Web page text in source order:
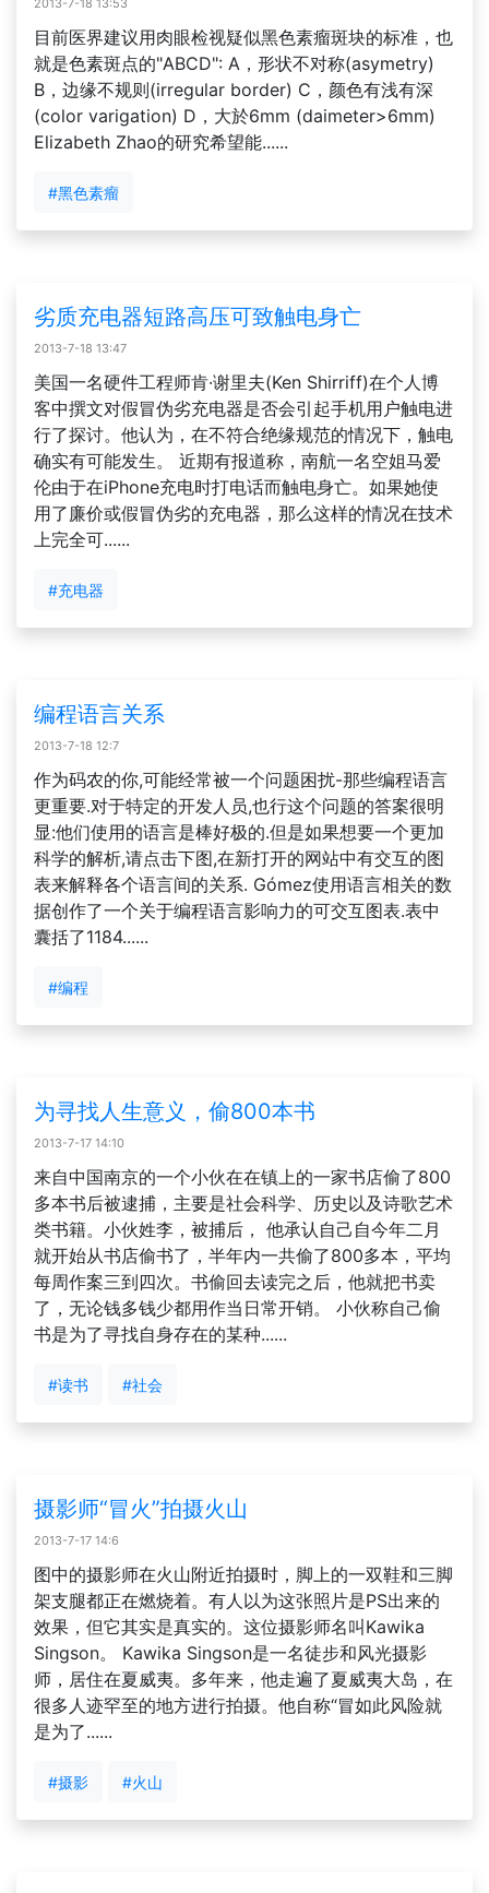
2013-7-18 13:53
目前医界建议用肉眼检视疑似黑色素瘤斑块的标准，也
就是色素斑点的"ABCD": A，形状不对称(asymetry)
B，边缘不规则(irregular border) C，颜色有浅有深
(color varigation) D，大於6mm (daimeter>6mm)
Elizabeth Zhao的研究希望能......
#黑色素瘤
劣质充电器短路高压可致触电身亡
2013-7-18 13:47
美国一名硬件工程师肯·谢里夫(Ken Shirriff)在个人博
客中撰文对假冒伪劣充电器是否会引起手机用户触电进
行了探讨。他认为，在不符合绝缘规范的情况下，触电
确实有可能发生。 近期有报道称，南航一名空姐马爱
伦由于在iPhone充电时打电话而触电身亡。如果她使
用了廉价或假冒伪劣的充电器，那么这样的情况在技术
上完全可......
#充电器
编程语言关系
2013-7-18 12:7
作为码农的你,可能经常被一个问题困扰-那些编程语言
更重要.对于特定的开发人员,也行这个问题的答案很明
显:他们使用的语言是棒好极的.但是如果想要一个更加
科学的解析,请点击下图,在新打开的网站中有交互的图
表来解释各个语言间的关系. Gómez使用语言相关的数
据创作了一个关于编程语言影响力的可交互图表.表中
囊括了1184......
#编程
为寻找人生意义，偷800本书
2013-7-17 14:10
来自中国南京的一个小伙在在镇上的一家书店偷了800
多本书后被逮捕，主要是社会科学、历史以及诗歌艺术
类书籍。小伙姓李，被捕后， 他承认自己自今年二月
就开始从书店偷书了，半年内一共偷了800多本，平均
每周作案三到四次。书偷回去读完之后，他就把书卖
了，无论钱多钱少都用作当日常开销。 小伙称自己偷
书是为了寻找自身存在的某种......
#读书 #社会
摄影师“冒火”拍摄火山
2013-7-17 14:6
图中的摄影师在火山附近拍摄时，脚上的一双鞋和三脚
架支腿都正在燃烧着。有人以为这张照片是PS出来的
效果，但它其实是真实的。这位摄影师名叫Kawika
Singson。 Kawika Singson是一名徒步和风光摄影
师，居住在夏威夷。多年来，他走遍了夏威夷大岛，在
很多人迹罕至的地方进行拍摄。他自称“冒如此风险就
是为了......
#摄影 #火山